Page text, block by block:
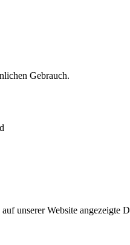
Gebrauch.
unserer Website